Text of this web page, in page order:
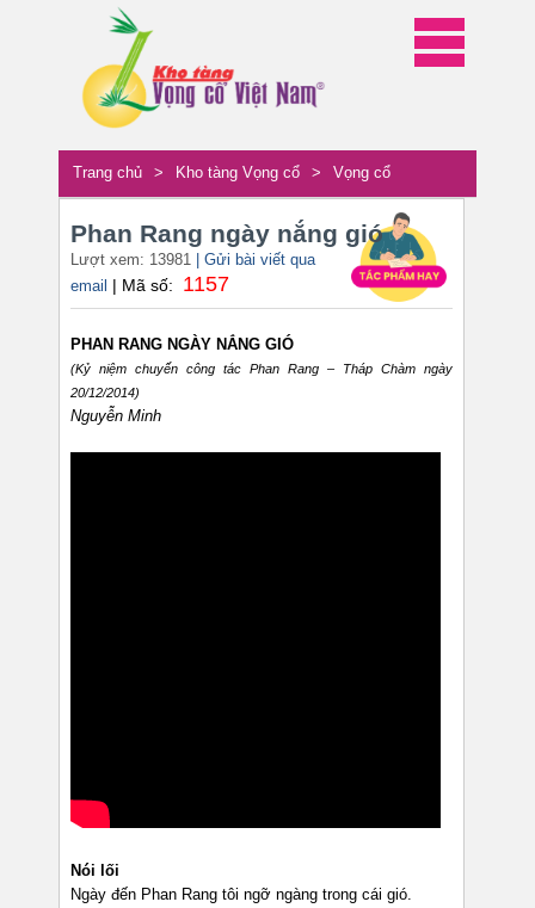
Trang chủ > Kho tàng Vọng cổ > Vọng cổ
Phan Rang ngày nắng gió
Lượt xem: 13981
| Gửi bài viết qua
email | Mã số: 1157
PHAN RANG NGÀY NẮNG GIÓ
(Kỷ niệm chuyến công tác Phan Rang – Tháp Chàm ngày
20/12/2014)
Nguyễn Minh
Nói lối
Ngày đến Phan Rang tôi ngỡ ngàng trong cái gió.